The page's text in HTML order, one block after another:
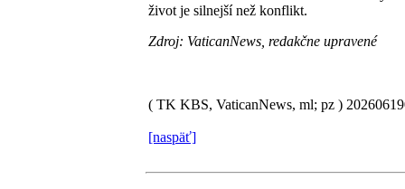
život je silnejší než konflikt.
Zdroj: VaticanNews, redakčne upravené
( TK KBS, VaticanNews, ml; pz )
[naspäť]